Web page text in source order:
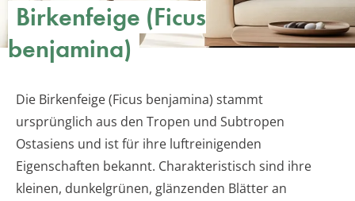
Birkenfeige (Ficus
benjamina)
Die Birkenfeige (Ficus benjamina) stammt
ursprünglich aus den Tropen und Subtropen
Ostasiens und ist für ihre luftreinigenden
Eigenschaften bekannt. Charakteristisch sind ihre
kleinen, dunkelgrünen, glänzenden Blätter an